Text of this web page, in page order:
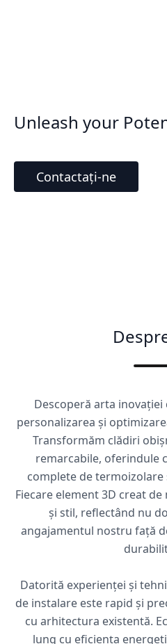
Unleash your
Contactați-ne
Descoperă arta inovației
personalizarea și
Transformăm clădiri
remarcabile, oferindule
complete de
Fiecare element 3D creat
și stil, reflectând nu
angajamentul nostru față
Datorită experienței și
de instalare este rapid și
cu arhitectura existentă.
lung cu eficiența